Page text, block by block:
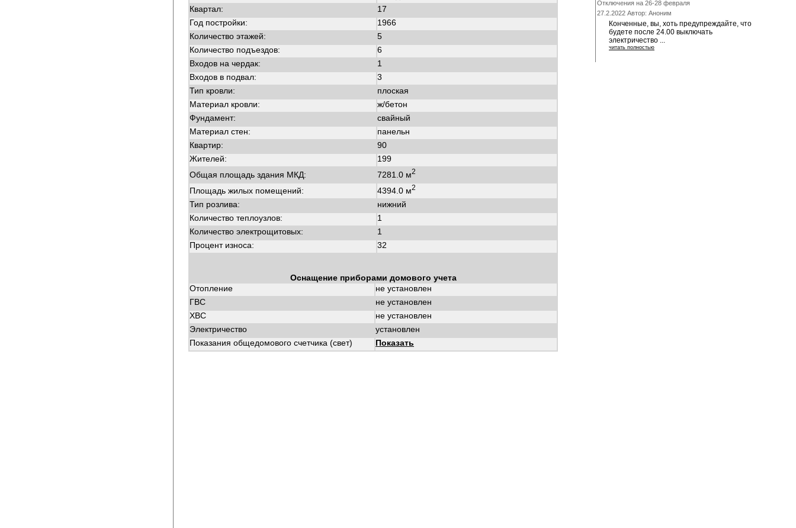
Квартал:
17
Год постройки:
1966
Количество этажей:
5
Количество подъездов:
6
Входов на чердак:
1
Входов в подвал:
3
Тип кровли:
плоская
Материал кровли:
ж/бетон
Фундамент:
свайный
Материал стен:
панельн
Квартир:
90
Жителей:
199
Общая площадь здания МКД:
7281.0 м2
Площадь жилых помещений: 4394.0 м2
Тип розлива:
нижний
Количество теплоузлов:
1
Количество электрощитовых:
1
Процент износа:
32
Оснащение приборами домового учета
Отопление
не установлен
ГВС
не установлен
ХВС
не установлен
Электричество
установлен
Показания общедомового счетчика (свет)
Показать
Отключения на 26-28 февраля
27.2.2022 Автор: Аноним
Конченные, вы, хоть предупреждайте, что
будете после 24.00 выключать
электричество ...
читать полностью